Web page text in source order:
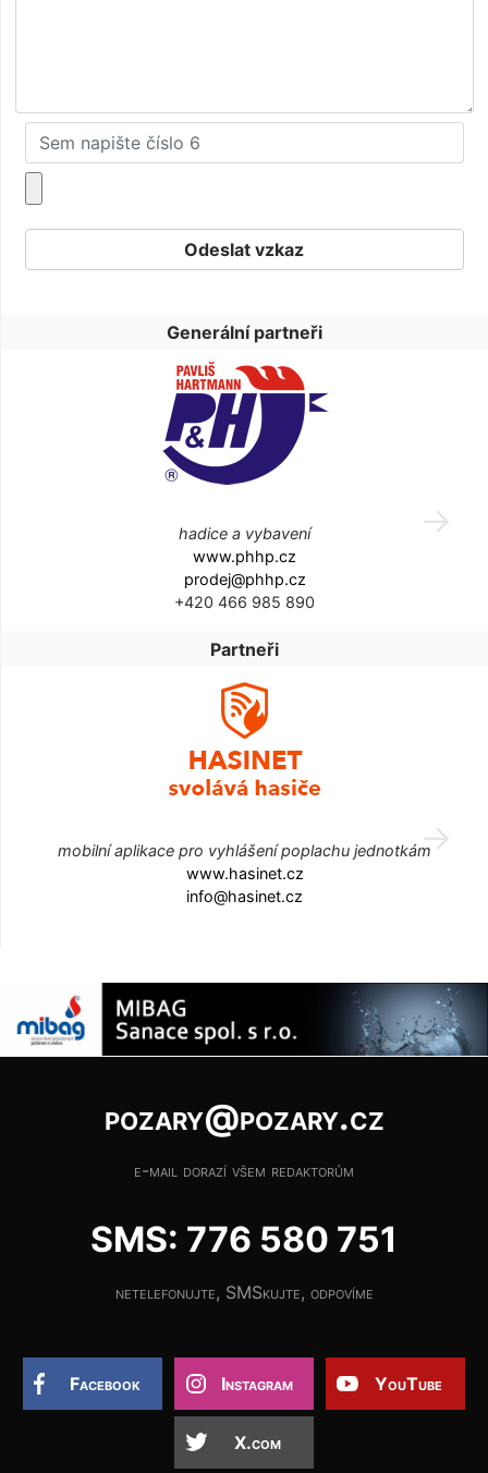
Generální partneři
hadice a vybavení
www.phhp.cz
prodej@phhp.cz
+420 466 985 890
Partneři
mobilní aplikace pro vyhlášení poplachu jednotkám
www.hasinet.cz
info@hasinet.cz
pozary@pozary.cz
e-mail dorazí všem redaktorům
SMS: 776 580 751
netelefonujte, SMSkujte, odpovíme
Facebook Instagram YouTube
X.com